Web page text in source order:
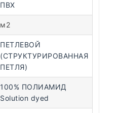
ПВХ
м2
ПЕТЛЕВОЙ
(СТРУКТУРИРОВАННАЯ
ПЕТЛЯ)
100% ПОЛИАМИД
Solution dyed